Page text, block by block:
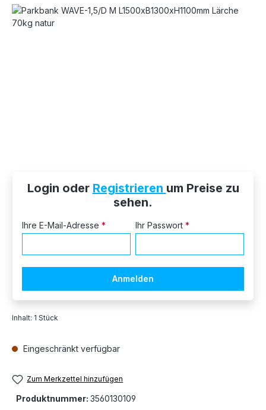
Bildergalerie überspringen
Login oder Registrieren um Preise zu
sehen.
Ihre E-Mail-Adresse * Ihr Passwort *
Anmelden
Inhalt: 1 Stück
Eingeschränkt verfügbar
Zum Merkzettel hinzufügen
Produktnummer: 3560130109